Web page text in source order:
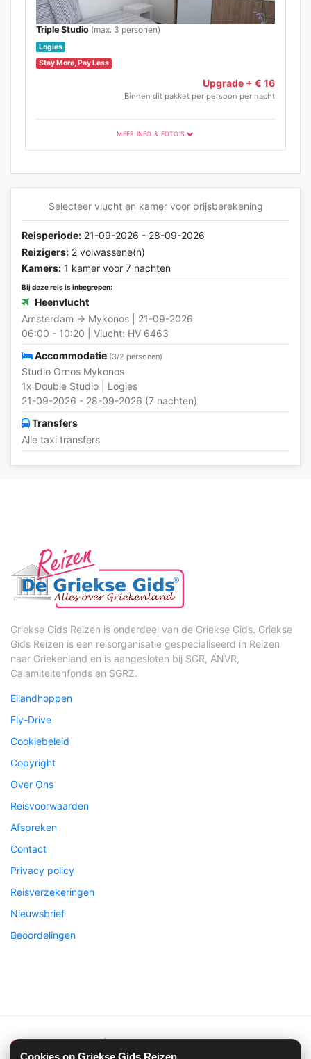
Cookies op Griekse Gids Reizen
Triple Studio (max. 3 personen)
Logies
Stay More, Pay Less
Upgrade + € 16
Binnen dit pakket per persoon per nacht
MEER INFO & FOTO'S
Selecteer vlucht en kamer voor prijsberekening
Reisperiode: 21-09-2026 - 28-09-2026
Reizigers: 2 volwassene(n)
Kamers: 1 kamer voor 7 nachten
Bij deze reis is inbegrepen:
Heenvlucht
Amsterdam → Mykonos | 21-09-2026
06:00 - 10:20 | Vlucht: HV 6463
Accommodatie (3/2 personen)
Studio Ornos Mykonos
1x Double Studio | Logies
21-09-2026 - 28-09-2026 (7 nachten)
Transfers
Alle taxi transfers
Griekse Gids Reizen is onderdeel van de Griekse Gids. Griekse
Gids Reizen is een reisorganisatie gespecialiseerd in Reizen
naar Griekenland en is aangesloten bij SGR, ANVR,
Calamiteitenfonds en SGRZ.
Eilandhoppen
Fly-Drive
Cookiebeleid
Copyright
Over Ons
Reisvoorwaarden
Afspreken
Contact
Privacy policy
Reisverzekeringen
Nieuwsbrief
Beoordelingen
Griekse Gids Reizen